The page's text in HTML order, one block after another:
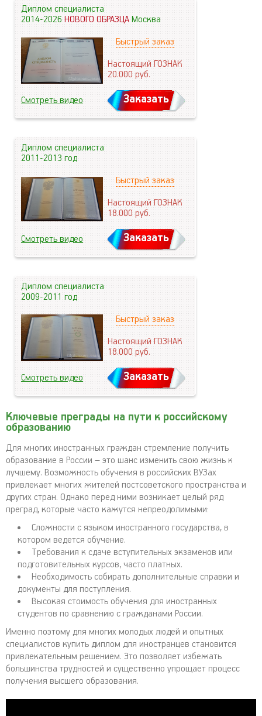
Диплом специалиста
2014-2026НОВОГО ОБРАЗЦАМосква
Быстрый заказ
Настоящий ГОЗНАК
20.000руб.
Смотреть видео Заказать
Диплом специалиста
2011-2013 год
Быстрый заказ
Настоящий ГОЗНАК
18.000руб.
Смотреть видео Заказать
Диплом специалиста
2009-2011 год
Быстрый заказ
Настоящий ГОЗНАК
18.000руб.
Смотреть видео Заказать
Ключевые преграды на пути к российскому
образованию
Для многих иностранных граждан стремление получить
образование в России – это шанс изменить свою жизнь к
лучшему. Возможность обучения в российских ВУЗах
привлекает многих жителей постсоветского пространства и
других стран. Однако перед ними возникает целый ряд
преград, которые часто кажутся непреодолимыми:
Сложности с языком иностранного государства, в
котором ведется обучение.
Требования к сдаче вступительных экзаменов или
подготовительных курсов, часто платных.
Необходимость собирать дополнительные справки и
документы для поступления.
Высокая стоимость обучения для иностранных
студентов по сравнению с гражданами России.
Именно поэтому для многих молодых людей и опытных
специалистов купить диплом для иностранцев становится
привлекательным решением. Это позволяет избежать
большинства трудностей и существенно упрощает процесс
получения высшего образования.